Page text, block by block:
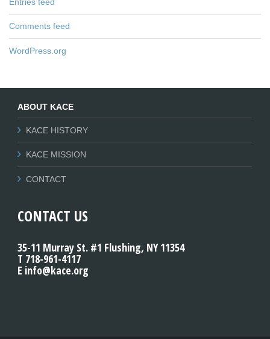
Comments feed
WordPress.org
ABOUT KACE
KACE HISTORY
KACE MISSION
CONTACT
CONTACT US
35-11 Murray St. #1 Flushing, NY 11354
T 718-961-4117
E info@kace.org